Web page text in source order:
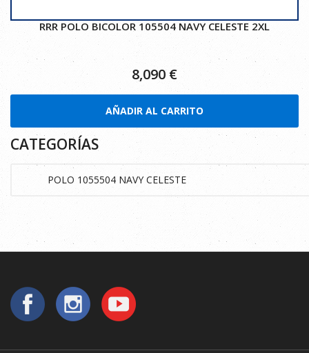
RRR POLO BICOLOR 105504 NAVY CELESTE 2XL
8,090 €
AÑADIR AL CARRITO
CATEGORÍAS